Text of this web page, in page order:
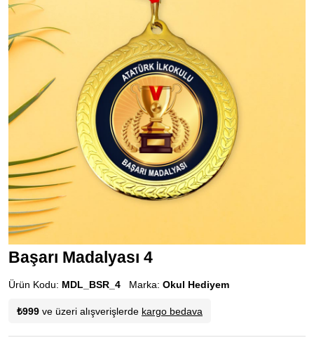
Başarı Madalyası 4
Ürün Kodu: MDL_BSR_4 Marka: Okul Hediyem
₺999 ve üzeri alışverişlerde kargo bedava